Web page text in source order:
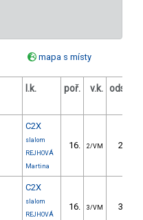
mapa s místy
l.k. poř. v.k. odstup
C2X
slalom
REJHOVÁ
Martina
16. 2/VM 23.30
C2X
slalom
REJHOVÁ
16. 3/VM 34.20